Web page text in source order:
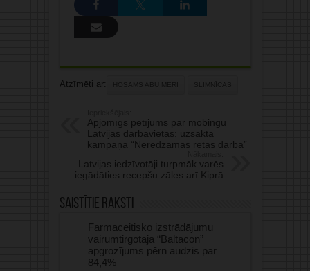
Atzīmēti ar: HOSAMS ABU MERI SLIMNĪCAS
Apjomīgs pētījums par mobingu
Latvijas darbavietās: uzsākta
kampaņa “Neredzamās rētas darbā”
Latvijas iedzīvotāji turpmāk varēs
iegādāties recepšu zāles arī Kiprā
Saistītie raksti
Farmaceitisko izstrādājumu
vairumtirgotāja “Baltacon”
apgrozījums pērn audzis par
84,4%